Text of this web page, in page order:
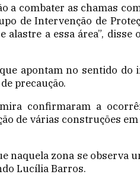
a combater as chamas
de Intervenção de
a essa área”, disse
apontam no sentido do
precaução.
confirmaram a
de várias construções
naquela zona se observa
Lucília Barros.